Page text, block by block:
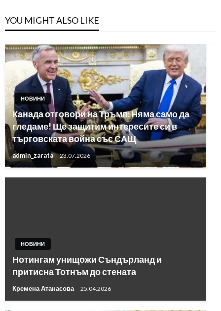
YOU MIGHT ALSO LIKE
НОВИНИ
Канада отговори на Тръмп: Няма само да
гледаме! Ще защитим интересите си в
търговската война със САЩ
admin_zarata 23.07.2026
НОВИНИ
Нотингам унищожи Съндърланд и
притисна Тотнъм до стената
Кремена Атанасова 25.04.2026